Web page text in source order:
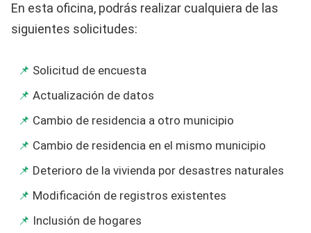
En esta oficina, podrás realizar cualquiera de las
siguientes solicitudes:
Solicitud de encuesta
Actualización de datos
Cambio de residencia a otro municipio
Cambio de residencia en el mismo municipio
Deterioro de la vivienda por desastres naturales
Modificación de registros existentes
Inclusión de hogares